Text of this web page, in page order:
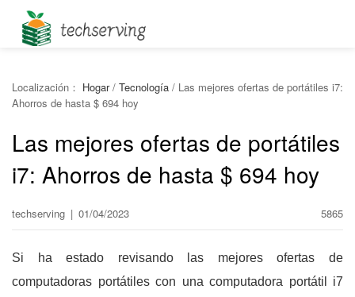
Localización： Hogar / Tecnología / Las mejores ofertas de portátiles i7:
Ahorros de hasta $ 694 hoy
Las mejores ofertas de portátiles
i7: Ahorros de hasta $ 694 hoy
techserving | 01/04/2023 5865
Si ha estado revisando las mejores ofertas de
computadoras portátiles con una computadora portátil i7